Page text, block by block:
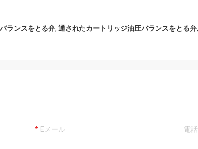
ランスをとる弁, 通されたカートリッジ油圧バランスをとる弁,